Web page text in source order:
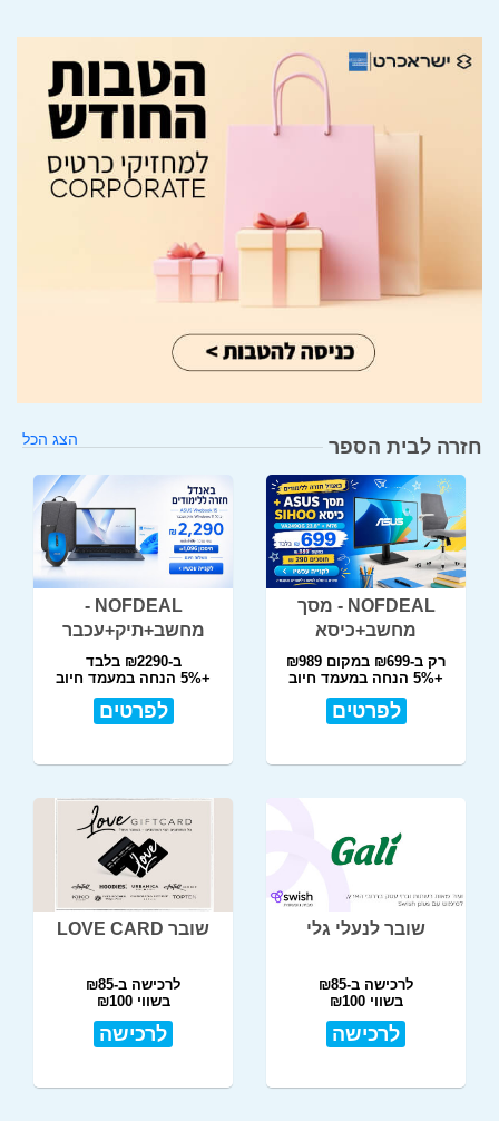
חזרה לבית הספר הצג הכל
NOFDEAL - מסך
מחשב+כיסא
רק ב-₪699 במקום ₪989
+5% הנחה במעמד חיוב
לפרטים
NOFDEAL -
מחשב+תיק+עכבר
ב-₪2290 בלבד
+5% הנחה במעמד חיוב
לפרטים
שובר לנעלי גלי
לרכישה ב-₪85
בשווי ₪100
לרכישה
שובר LOVE CARD
לרכישה ב-₪85
בשווי ₪100
לרכישה